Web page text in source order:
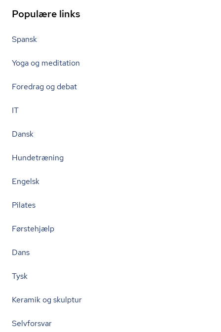
Populære links
Spansk
Yoga og meditation
Foredrag og debat
IT
Dansk
Hundetræning
Engelsk
Pilates
Førstehjælp
Dans
Tysk
Keramik og skulptur
Selvforsvar